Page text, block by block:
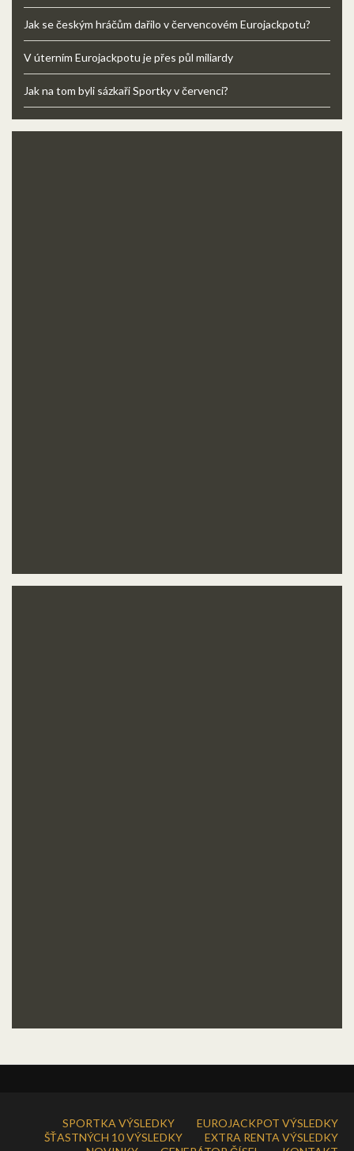
Jak se českým hráčům dařilo v červencovém Eurojackpotu?
V úterním Eurojackpotu je přes půl miliardy
Jak na tom byli sázkaři Sportky v červenci?
SPORTKA VÝSLEDKY
EUROJACKPOT VÝSLEDKY
ŠŤASTNÝCH 10 VÝSLEDKY
EXTRA RENTA VÝSLEDKY